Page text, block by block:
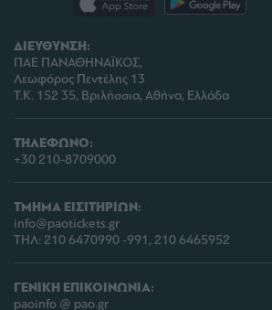
ΔΙΕΥΘΥΝΣΗ:
ΠΑΕ ΠΑΝΑΘΗΝΑΪΚΟΣ,
Λεωφόρος Πεντέλης 13
Τ.Κ. 152 35, Βριλήσσια, Αθήνα, Ελλάδα
ΤΗΛΕΦΩΝΟ:
+30 210-8709000
ΤΜΗΜΑ ΕΙΣΙΤΗΡΙΩΝ:
info@paotickets.gr
ΤΗΛ: 210 6470990 -991, 210 6465952
ΓΕΝΙΚΗ ΕΠΙΚΟΙΝΩΝΙΑ:
paoinfo @ pao.gr